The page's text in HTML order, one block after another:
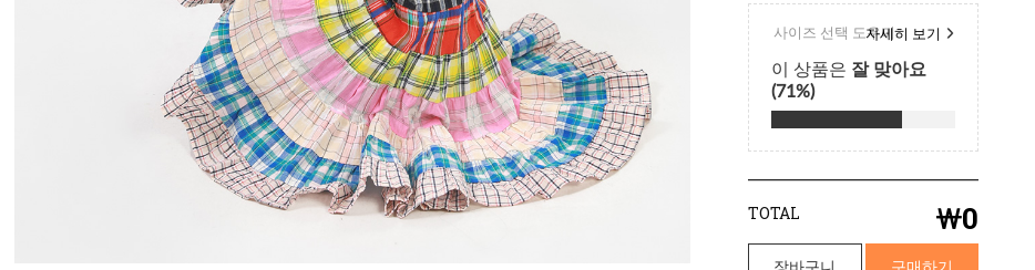
TOTAL ￦0